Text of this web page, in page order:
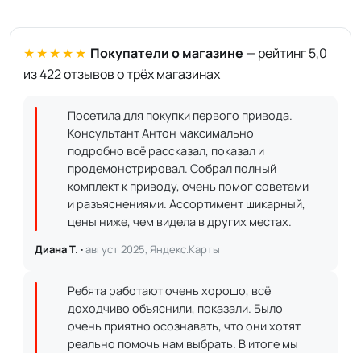
★★★★★ Покупатели о магазине — рейтинг 5,0
из 422 отзывов о трёх магазинах
Посетила для покупки первого привода.
Консультант Антон максимально
подробно всё рассказал, показал и
продемонстрировал. Собрал полный
комплект к приводу, очень помог советами
и разъяснениями. Ассортимент шикарный,
цены ниже, чем видела в других местах.
Диана Т. ·август 2025, Яндекс.Карты
Ребята работают очень хорошо, всё
доходчиво объяснили, показали. Было
очень приятно осознавать, что они хотят
реально помочь нам выбрать. В итоге мы